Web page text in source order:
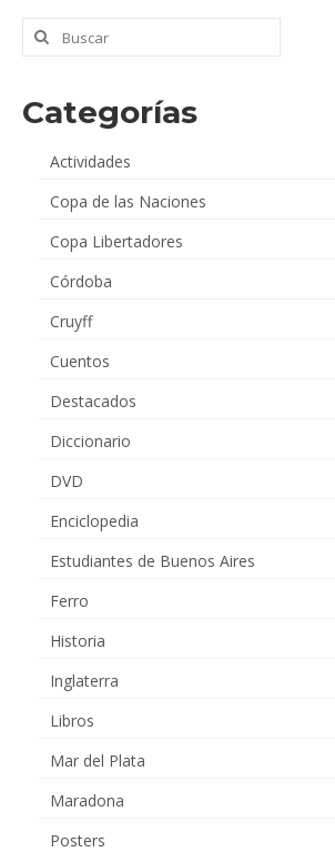
Buscar
por:
Categorías
Actividades
Copa de las Naciones
Copa Libertadores
Córdoba
Cruyff
Cuentos
Destacados
Diccionario
DVD
Enciclopedia
Estudiantes de Buenos Aires
Ferro
Historia
Inglaterra
Libros
Mar del Plata
Maradona
Posters